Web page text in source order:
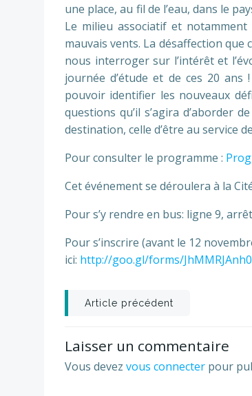
une place, au fil de l’eau, dans le
Le milieu associatif et notamment
mauvais vents. La désaffection
nous interroger sur l’intérêt et
journée d’étude et de ces 20
pouvoir identifier les nouveaux
questions qu’il s’agira d’aborder
destination, celle d’être au service
Pour consulter le programme :
Cet événement se déroulera à la
Pour s’y rendre en bus: ligne 9,
Pour s’inscrire (avant le 12
ici: http://goo.gl/forms/JhMMRJAnh0
Post
navigation
Article précédent
Laisser un commentaire
Vous devez vous connecter pour